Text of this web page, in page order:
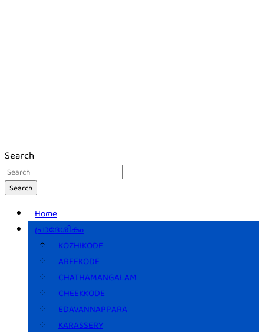
Search
Search
Home
പ്രാദേശികം
KOZHIKODE
AREEKODE
CHATHAMANGALAM
CHEEKKODE
EDAVANNAPPARA
KARASSERY